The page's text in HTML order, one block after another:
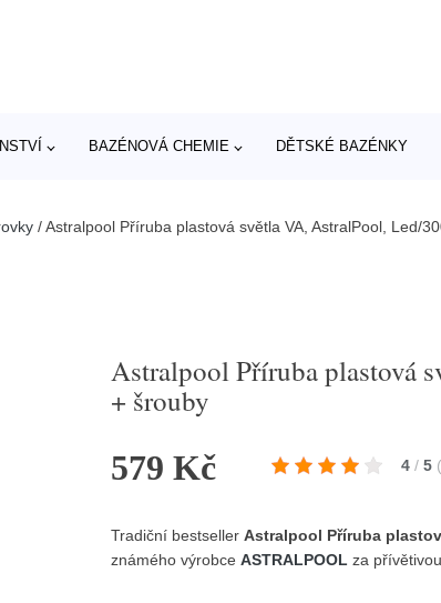
BAZÉNOVÁ CHEMIE DĚTSKÉ BAZÉNKY
/Astralpool Příruba plastová světla VA, AstralPool, Led/
Astralpool Příruba plastová
+ šrouby
579 Kč 4 / 5 (
Tradiční bestsellerAstralpool Příruba
známého výrobceASTRALPOOL za